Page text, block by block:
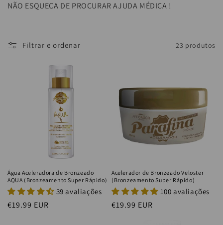
NÃO ESQUEÇA DE PROCURAR AJUDA MÉDICA !
Filtrar e ordenar 23 produtos
Água Aceleradora de Bronzeado
AQUA (Bronzeamento Super Rápido)
39 avaliações
Preço
€19.99 EUR
Acelerador de Bronzeado Veloster
(Bronzeamento Super Rápido)
100 avaliações
Preço
€19.99 EUR